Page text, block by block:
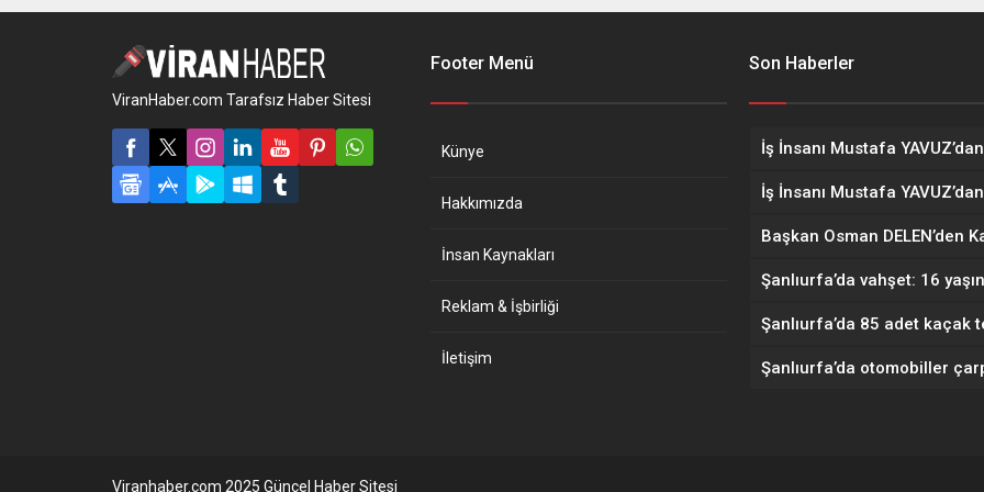
ViranHaber.com Tarafsız Haber Sitesi
Footer Menü
Künye
Hakkımızda
İnsan Kaynakları
Reklam & İşbirliği
İletişim
Son Haberler
Viranhaber.com 2025 Güncel Haber Sitesi